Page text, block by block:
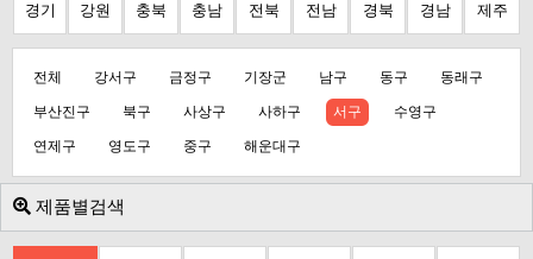
경기 강원 충북 충남 전북 전남 경북 경남 제주
전체 강서구 금정구 기장군 남구 동구 동래구
부산진구 북구 사상구 사하구 서구 수영구
연제구 영도구 중구 해운대구
제품별검색